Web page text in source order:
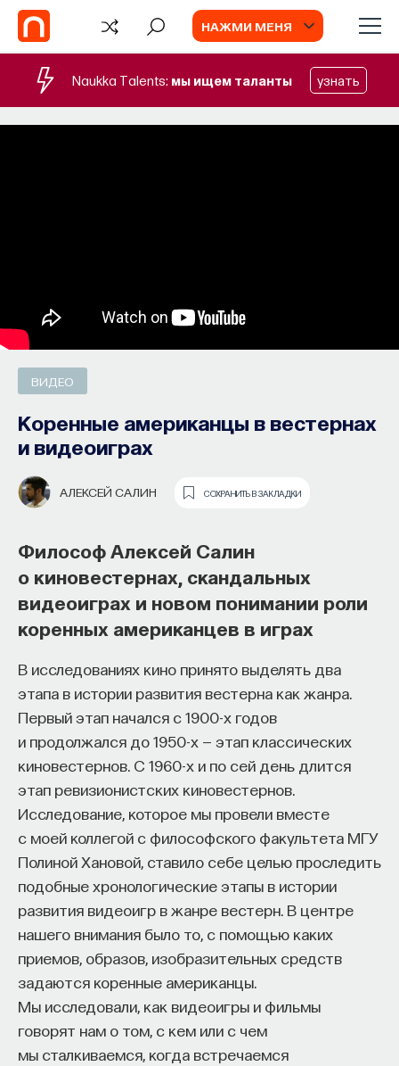
НАЖМИ МЕНЯ
Naukka Talents: мы ищем таланты узнать
ВИДЕО
Коренные американцы в вестернах
и видеоиграх
АЛЕКСЕЙ САЛИН СОХРАНИТЬ В ЗАКЛАДКИ
Философ Алексей Салин
о киновестернах, скандальных
видеоиграх и новом понимании роли
коренных американцев в играх
В исследованиях кино принято выделять два
этапа в истории развития вестерна как жанра.
Первый этап начался с 1900-х годов
и продолжался до 1950-х — этап классических
киновестернов. С 1960-х и по сей день длится
этап ревизионистских киновестернов.
Исследование, которое мы провели вместе
с моей коллегой с философского факультета МГУ
Полиной Хановой, ставило себе целью проследить
подобные хронологические этапы в истории
развития видеоигр в жанре вестерн. В центре
нашего внимания было то, с помощью каких
приемов, образов, изобразительных средств
задаются коренные американцы.
Мы исследовали, как видеоигры и фильмы
говорят нам о том, с кем или с чем
мы сталкиваемся, когда встречаемся
СОБЫТИЯ
Почти треть жизни мы тратим на сон,
но как он работает и можно ли его
приручить?
Как устроен самый важный и таинственный
процесс в организме? Какую роль играет
состояние сна для жизни человека? Что
происходит с нами, пока мы спим: какие циклы
мы проходим, какие механизмы задействованы?
Что нужно сделать, чтобы за ночь наши ресурсы
восполнялись и мы просыпались отдохнувшими.
Ответы на эти и другие вопросы можно найти,
записавшисьна курс «Наука сна: как управлять
своим сном».
Пройдя этот курс, вы научитесь:
— Лучше понимать, что происходит с нами
во сне